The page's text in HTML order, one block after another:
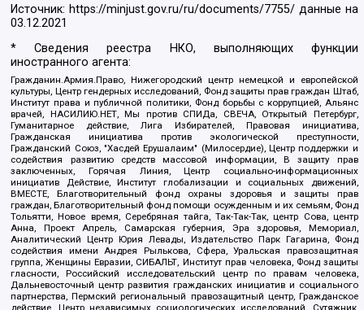
Источник: https://minjust.gov.ru/ru/documents/7755/ данные на
03.12.2021
* Сведения реестра НКО, выполняющих функции
иностранного агента:
Гражданин.Армия.Право, Нижегородский центр немецкой и европейской
культуры, Центр гендерных исследований, Фонд защиты прав граждан Штаб,
Институт права и публичной политики, Фонд борьбы с коррупцией, Альянс
врачей, НАСИЛИЮ.НЕТ, Мы против СПИДа, СВЕЧА, Открытый Петербург,
Гуманитарное действие, Лига Избирателей, Правовая инициатива,
Гражданская инициатива против экологической преступности,
Гражданский Союз, "Хасдей Ерушалаим" (Милосердие), Центр поддержки и
содействия развитию средств массовой информации, В защиту прав
заключенных, Горячая Линия, Центр социально-информационных
инициатив Действие, Институт глобализации и социальных движений,
ВМЕСТЕ, Благотворительный фонд охраны здоровья и защиты прав
граждан, Благотворительный фонд помощи осужденным и их семьям, Фонд
Тольятти, Новое время, Серебряная тайга, Так-Так-Так, центр Сова, центр
Анна, Проект Апрель, Самарская губерния, Эра здоровья, Мемориал,
Аналитический Центр Юрия Левады, Издательство Парк Гагарина, Фонд
содействия имени Андрея Рылькова, Сфера, Уральская правозащитная
группа, Женщины Евразии, СИБАЛЬТ, Институт прав человека, Фонд защиты
гласности, Российский исследовательский центр по правам человека,
Дальневосточный центр развития гражданских инициатив и социального
партнерства, Пермский региональный правозащитный центр, Гражданское
действие, Центр независимых социологических исследований, Сутяжник,